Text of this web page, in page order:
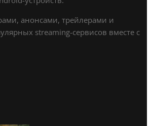
анонсами, трейлерами и
streaming-сервисов вместе с